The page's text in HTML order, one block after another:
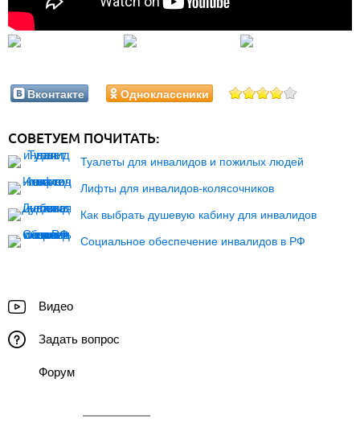
Вконтакте Одноклассники
СОВЕТУЕМ ПОЧИТАТЬ:
Туалеты для инвалидов и пожилых людей
Лифты для инвалидов-колясочников
Как выбрать душевую кабину для инвалидов
Социальное обеспечение инвалидов в РФ
Видео
Задать вопрос
Форум